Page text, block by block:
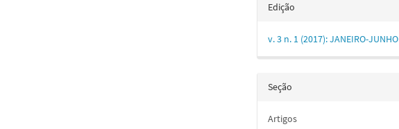
Edição
v. 3 n. 1 (2017): JANEIRO-JUNHO
Seção
Artigos